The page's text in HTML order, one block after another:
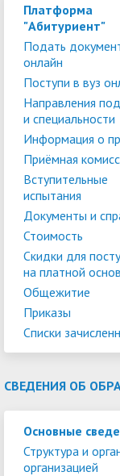
Платформа
"Абитуриент"
Подать
онлайн
Поступи в вуз
Направления
и специальности
Информация о
Приёмная
Вступительные
испытания
Документы и
Стоимость
Скидки для
на платной
Общежитие
Приказы
Списки
СВЕДЕНИЯ ОБ
Основные
Структура и
организацией